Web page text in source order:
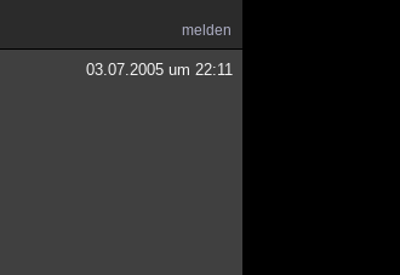
melden
03.07.2005 um 22:11